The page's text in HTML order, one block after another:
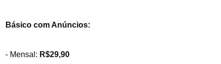
Básico com Anúncios:
- Mensal: R$29,90